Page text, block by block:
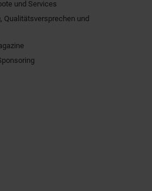
und Services
Qualitätsversprechen und